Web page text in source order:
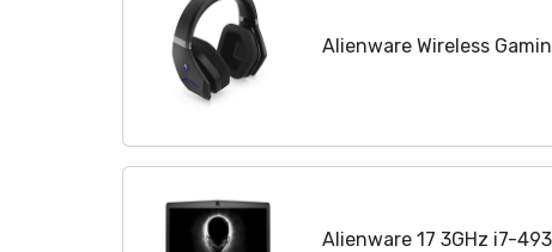
Alienware Wireless
Alienware 17 3GHz i7-